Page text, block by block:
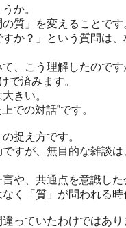
か。
質」を変えることです
か？」という質問は
、こう理解したので
で済みます。
きい。
での対話”です。
捉え方です。
すが、無目的な雑談
や、共通点を意識し
く「質」が問われる時
っていたわけではあり